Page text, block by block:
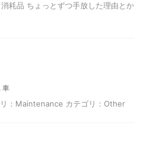
耗品 ちょっとずつ手放した理由とか
, 車
：Maintenance カテゴリ：Other